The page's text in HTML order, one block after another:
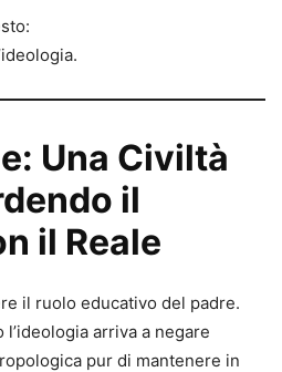
Una Civiltà
il
il Reale
il ruolo educativo del padre.
arriva a negare
pur di mantenere in